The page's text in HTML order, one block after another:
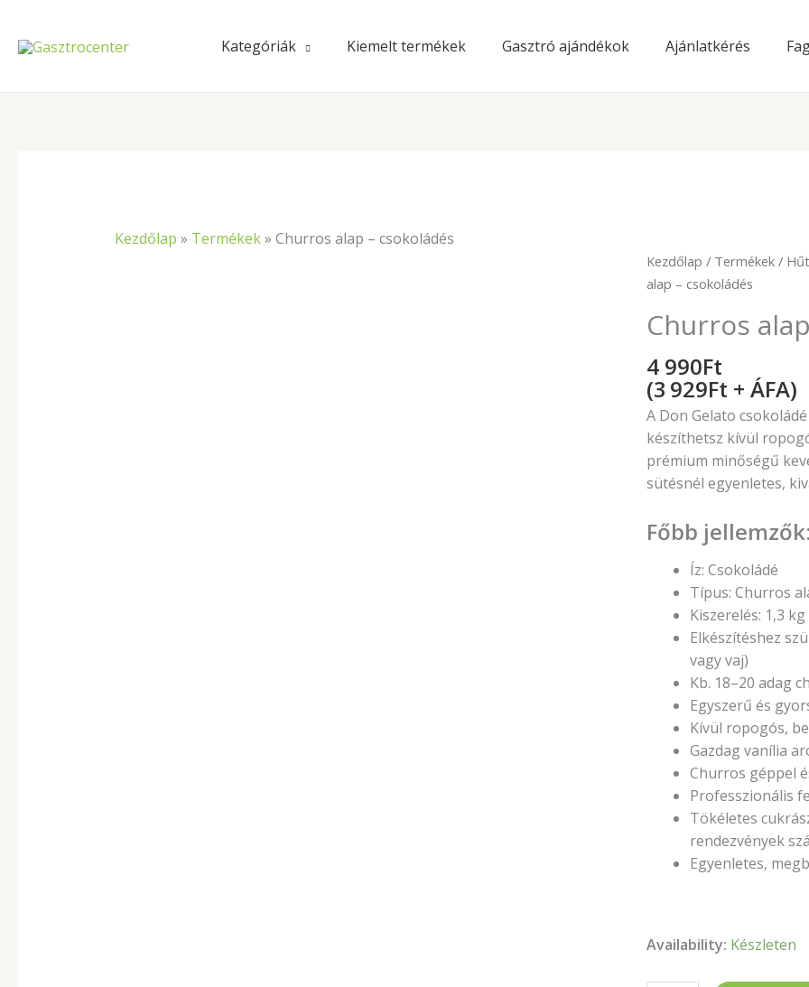
content
Kategóriák Kiemelt termékek Gasztró ajándékok Ajánlatkérés
Kezdőlap » Termékek» Churros alap – csokoládés
Kezdőlap / Termékek/
alap – csokoládés
Churros
4 990Ft
(3 929Ft + ÁFA)
A Don Gelato
készíthetsz kívül
prémium minőségű
sütésnél egyenletes,
Főbb
Íz: Csokoládé
Típus: Churros
Kiszerelés: 1,3 kg
Elkészítéshez
vagy vaj)
Kb. 18–20 adag
Egyszerű és
Kívül ropogós,
Gazdag vanília
Churros géppel
Professzionális
Tökéletes
rendezvények
Egyenletes,
Availability: Készleten
Churros
alap
csokoládés